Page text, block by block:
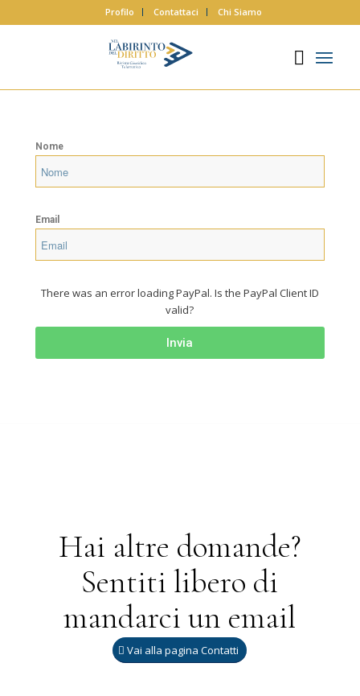
Profilo Contattaci Chi Siamo
Nome
Email
There was an error loading PayPal. Is the PayPal Client ID
valid?
Invia
Hai altre domande?
Sentiti libero di
mandarci un email
Vai alla pagina Contatti